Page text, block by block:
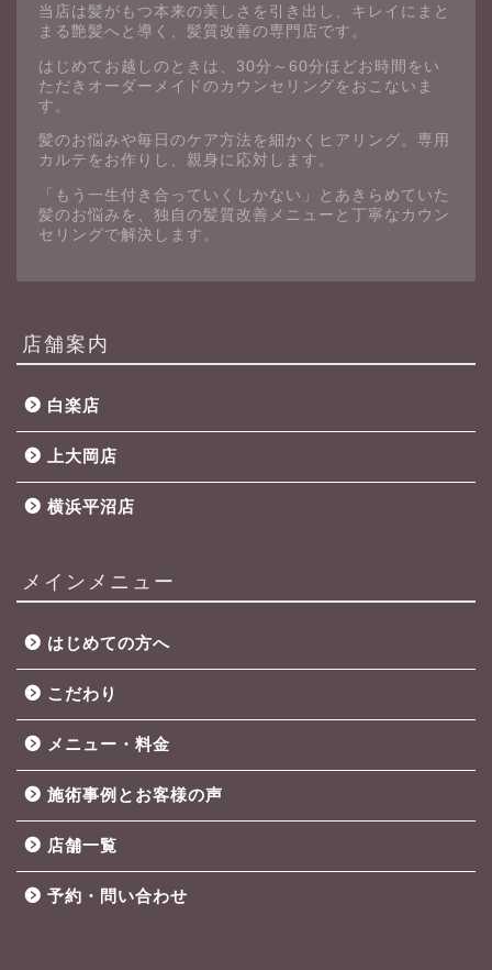
当店は髪がもつ本来の美しさを引き出し、キレイにまと
まる艶髪へと導く、髪質改善の専門店です。
はじめてお越しのときは、30分～60分ほどお時間をい
ただきオーダーメイドのカウンセリングをおこないま
す。
髪のお悩みや毎日のケア方法を細かくヒアリング。専用
カルテをお作りし、親身に応対します。
「もう一生付き合っていくしかない」とあきらめていた
髪のお悩みを、独自の髪質改善メニューと丁寧なカウン
セリングで解決します。
店舗案内
白楽店
上大岡店
横浜平沼店
メインメニュー
はじめての方へ
こだわり
メニュー・料金
施術事例とお客様の声
店舗一覧
予約・問い合わせ